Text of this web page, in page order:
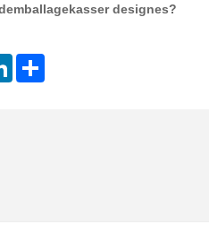
designes?
LinkedIn